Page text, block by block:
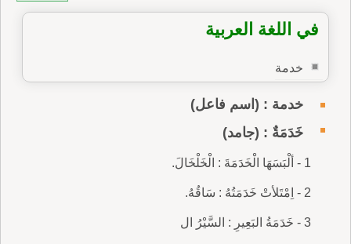
في اللغة العربية
خدمة
خدمة : (اسم فاعل)
خَدَمَةٌ : (جامد)
1 - ألْبَسَهَا الْخَدَمَةَ : الْخَلْخَالَ.
2 - اِمْتَلأتْ خَدَمَتُهُ : سَاقُهُ.
3 - خَدَمَةُ البَعِيرِ : السَّيْرُ ال